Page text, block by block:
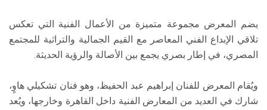
يضم المعرض مجموعة متميزة من الأعمال الفنية التي تعكس
تلاقي الإبداع الفني المعاصر مع القيم الجمالية والتراثية للمجتمع
المصري، في إطار بصري يجمع بين الأصالة والرؤية الحديثة.
ويُقام المعرض للفنان إبراهيم عبد الحفيظ، وهو فنان تشكيلي هاوٍ،
شارك في العديد من المعارض الفنية داخل القاهرة وخارجها، ويُعد